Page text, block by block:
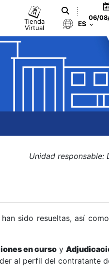
Tienda
Virtual
06/
ES
Unidad responsable:
sido resueltas, así
en curso y
al perfil del contratante